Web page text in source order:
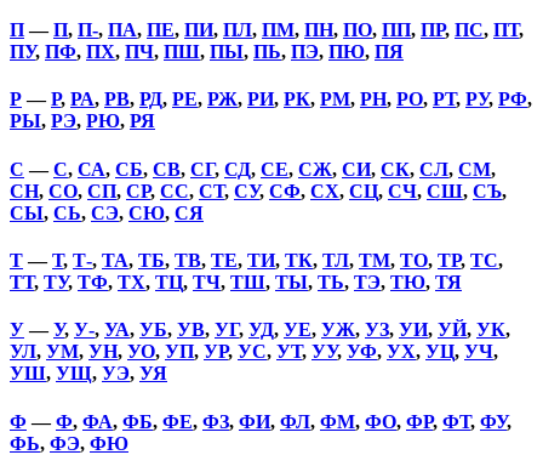
П—П, П-, ПА, ПЕ, ПИ, ПЛ, ПМ, ПН, ПО, ПП, ПР, ПС, ПТ,
ПУ, ПФ, ПХ, ПЧ, ПШ, ПЫ, ПЬ, ПЭ, ПЮ, ПЯ
Р—Р, РА, РВ, РД, РЕ, РЖ, РИ, РК, РМ, РН, РО, РТ, РУ, РФ,
РЫ, РЭ, РЮ, РЯ
С —С, СА, СБ, СВ, СГ, СД, СЕ, СЖ, СИ, СК, СЛ, СМ,
СН, СО, СП, СР, СС, СТ, СУ, СФ, СХ, СЦ, СЧ, СШ, СЪ,
СЫ, СЬ, СЭ, СЮ, СЯ
Т—Т, Т-, ТА, ТБ, ТВ, ТЕ, ТИ, ТК, ТЛ, ТМ, ТО, ТР, ТС,
ТТ, ТУ, ТФ, ТХ, ТЦ, ТЧ, ТШ, ТЫ, ТЬ, ТЭ, ТЮ, ТЯ
У—У, У-, УА, УБ, УВ, УГ, УД, УЕ, УЖ, УЗ, УИ, УЙ, УК,
УЛ, УМ, УН, УО, УП, УР, УС, УТ, УУ, УФ, УХ, УЦ, УЧ,
УШ, УЩ, УЭ, УЯ
Ф —Ф, ФА, ФБ, ФЕ, ФЗ, ФИ, ФЛ, ФМ, ФО, ФР, ФТ, ФУ,
ФЬ, ФЭ, ФЮ